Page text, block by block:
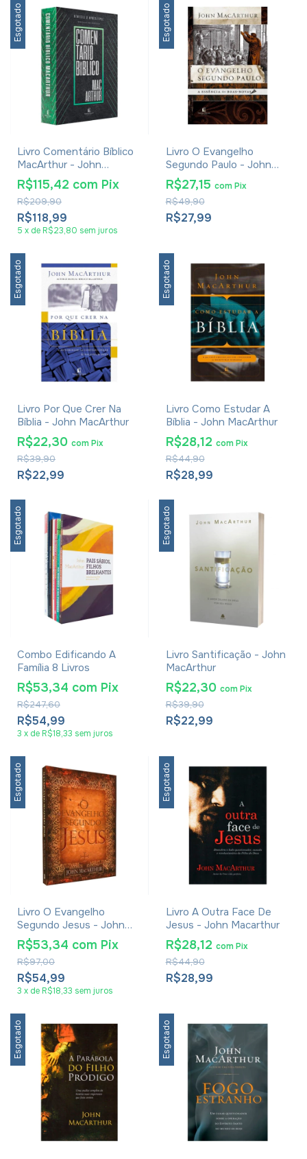
Esgotado
Livro Comentário Bíblico
MacArthur - John
MacArthur
R$118,99
R$209,90
R$115,42 com Pix
5 x de R$23,80 sem juros
Esgotado
Livro O Evangelho
Segundo Paulo - John
MacArthur
R$27,99
R$49,90
R$27,15 com Pix
Esgotado
Livro Por Que Crer Na
Bíblia - John MacArthur
R$22,99
R$39,90
R$22,30 comPix
Esgotado
Livro Como Estudar A
Bíblia - John MacArthur
R$28,99
R$44,90
R$28,12 com Pix
Esgotado
Combo Edificando A
Família 8 Livros
R$54,99
R$247,60
R$53,34 com Pix
3 x de R$18,33 sem juros
Esgotado
Livro Santificação - John
MacArthur
R$22,99
R$39,90
R$22,30 com Pix
Esgotado
Livro O Evangelho
Segundo Jesus - John
MacArthur
R$54,99
R$97,00
R$53,34 com Pix
3 x de R$18,33 sem juros
Esgotado
Livro A Outra Face De
Jesus - John Macarthur
R$28,99
R$44,90
R$28,12 com Pix
Esgotado Esgotado